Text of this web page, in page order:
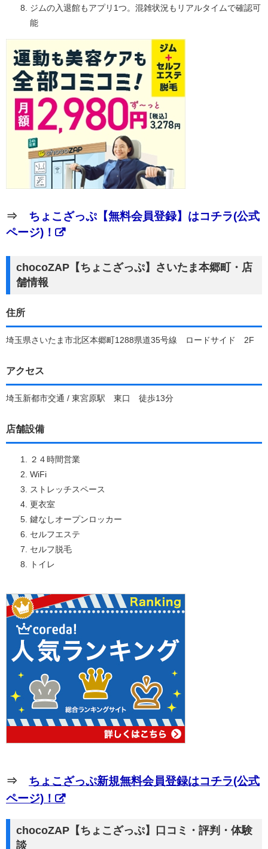
ジムの入退館もアプリ1つ。混雑状況もリアルタイムで確認可
能
⇒ ちょこざっぷ【無料会員登録】はコチラ(公式
ページ)！
chocoZAP【ちょこざっぷ】さいたま本郷町・店
舗情報
住所
埼玉県さいたま市北区本郷町1288県道35号線 ロードサイド 2F
アクセス
埼玉新都市交通 / 東宮原駅 東口 徒歩13分
店舗設備
２４時間営業
WiFi
ストレッチスペース
更衣室
鍵なしオープンロッカー
セルフエステ
セルフ脱毛
トイレ
⇒ ちょこざっぷ新規無料会員登録はコチラ(公式
ページ)！
chocoZAP【ちょこざっぷ】口コミ・評判・体験
談